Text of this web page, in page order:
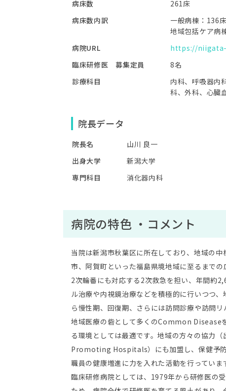
病床数
261床
病床数内訳
一般病棟：136
地域包括ケア病
病院URL
https://
臨床研修医 募集定員
8名
診療科目
内科、呼吸器内
科、外科、心臓
院長データ
院長名
山川 良一
出身大学
新潟大学
専門科目
消化器内科
病院の特色 ・コメント
当院は新潟市秋葉区に所在しており、地域の
市、阿賀町といった福島県境地域に至るまで
2次輪番にも対応する2次救急を担い、年間約
ル治療や内視鏡治療などを積極的に行いつつ
ら慢性期、回復期、さらには訪問診療や訪問
地域医療の砦として多くのCommon Disease
る環境としては最適です。地域の方々の協力
Promoting Hospitals）にも加盟し、保健予防
職員の健康増進に力を入れた活動を行っていま
臨床研修病院としては、1979年から研修医の